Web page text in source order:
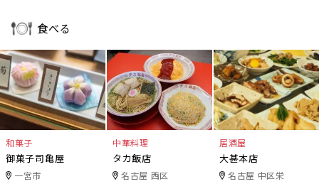
食べる
和菓子
御菓子司亀屋
一宮市
中華料理
タカ飯店
名古屋 西区
居酒屋
大甚本店
名古屋 中区栄